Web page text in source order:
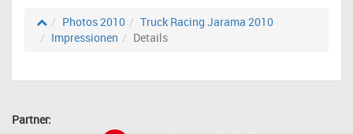
Photos 2010
Truck Racing Jarama 2010
Impressionen
Details
Partner: